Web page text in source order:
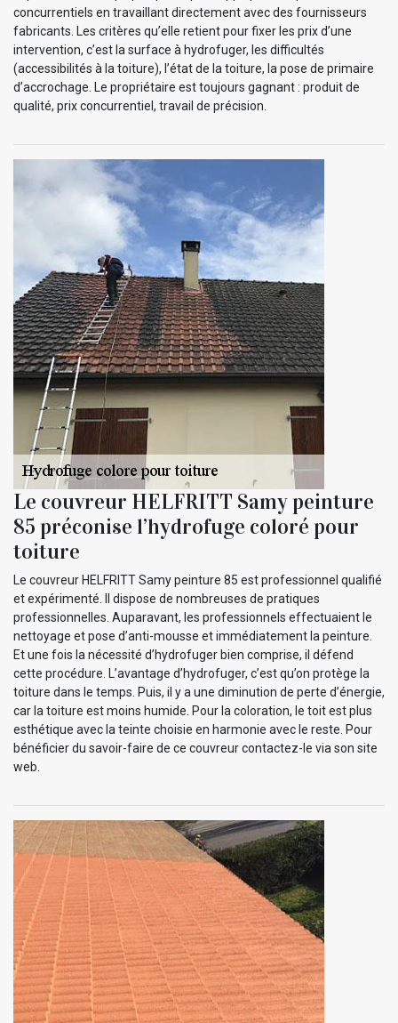
concurrentiels en travaillant directement avec des fournisseurs
fabricants. Les critères qu’elle retient pour fixer les prix d’une
intervention, c’est la surface à hydrofuger, les difficultés
(accessibilités à la toiture), l’état de la toiture, la pose de primaire
d’accrochage. Le propriétaire est toujours gagnant : produit de
qualité, prix concurrentiel, travail de précision.
Le couvreur HELFRITT Samy peinture
85 préconise l’hydrofuge coloré pour
toiture
Le couvreur HELFRITT Samy peinture 85 est professionnel qualifié
et expérimenté. Il dispose de nombreuses de pratiques
professionnelles. Auparavant, les professionnels effectuaient le
nettoyage et pose d’anti-mousse et immédiatement la peinture.
Et une fois la nécessité d’hydrofuger bien comprise, il défend
cette procédure. L’avantage d’hydrofuger, c’est qu’on protège la
toiture dans le temps. Puis, il y a une diminution de perte d’énergie,
car la toiture est moins humide. Pour la coloration, le toit est plus
esthétique avec la teinte choisie en harmonie avec le reste. Pour
bénéficier du savoir-faire de ce couvreur contactez-le via son site
web.